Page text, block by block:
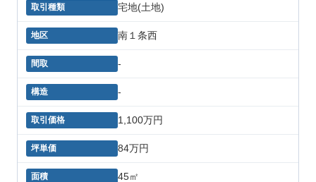
宅地(土地)
南１条西
-
-
1,100万円
84万円
45㎡